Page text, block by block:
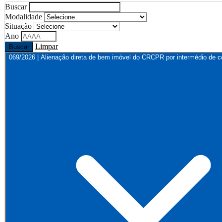
Buscar
Modalidade
Situação
Ano
Buscar Limpar
069/2026 | Alienação direta de bem imóvel do CRCPR por intermédio de